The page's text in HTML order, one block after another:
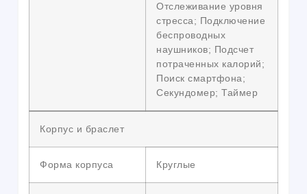
Отслеживание уровня
стресса; Подключение
беспроводных
наушников; Подсчет
потраченных калорий;
Поиск смартфона;
Секундомер; Таймер
Корпус и браслет
Форма корпуса Круглые